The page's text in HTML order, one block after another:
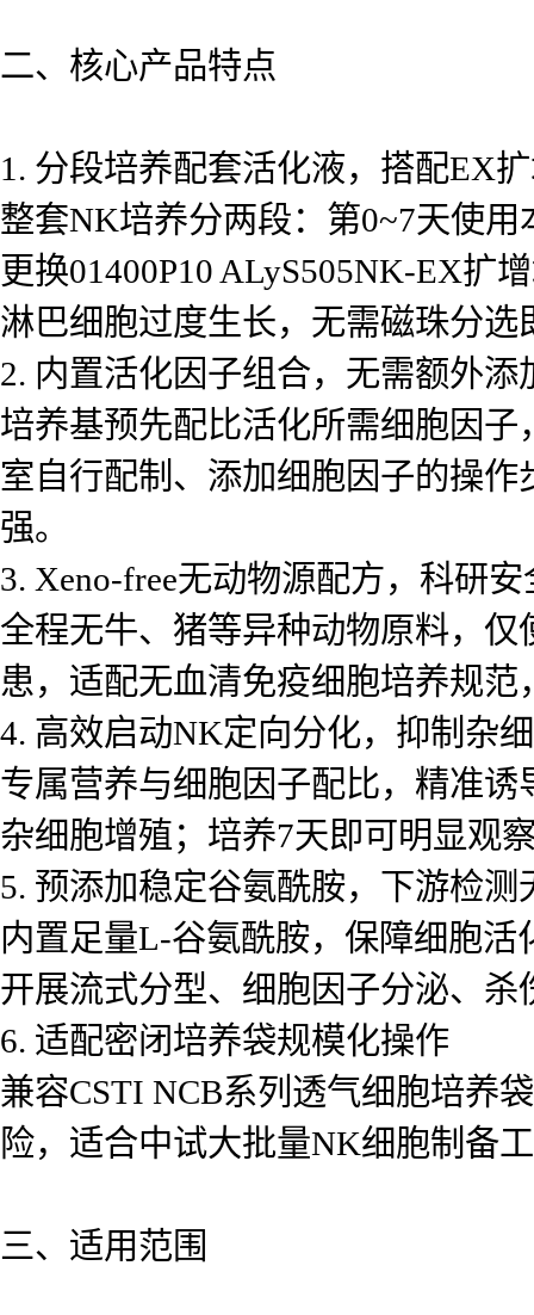
二、核心产品特点
1. 分段培养配套活化液，搭配EX
整套NK培养分两段：第0~7天使
更换01400P10 ALyS505NK-EX扩
淋巴细胞过度生长，无需磁珠分选
2. 内置活化因子组合，无需额外添
培养基预先配比活化所需细胞因
室自行配制、添加细胞因子的操
强。
3. Xeno-free无动物源配方，科研
全程无牛、猪等异种动物原料，
患，适配无血清免疫细胞培养规
4. 高效启动NK定向分化，抑制杂
专属营养与细胞因子配比，精准
杂细胞增殖；培养7天即可明显观
5. 预添加稳定谷氨酰胺，下游检测
内置足量L-谷氨酰胺，保障细胞
开展流式分型、细胞因子分泌、
6. 适配密闭培养袋规模化操作
兼容CSTI NCB系列透气细胞培养
险，适合中试大批量NK细胞制备
三、适用范围